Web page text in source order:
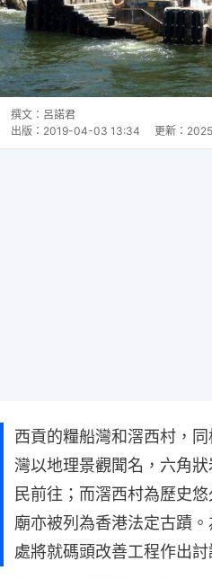
撰文： 呂諾君
出版： 2019-04-03 13:34 更新：
西貢的糧船灣和滘西村，
灣以地理景觀聞名，六角
民前往；而滘西村為歷史
廟亦被列為香港法定古蹟
處將就碼頭改善工程作出討